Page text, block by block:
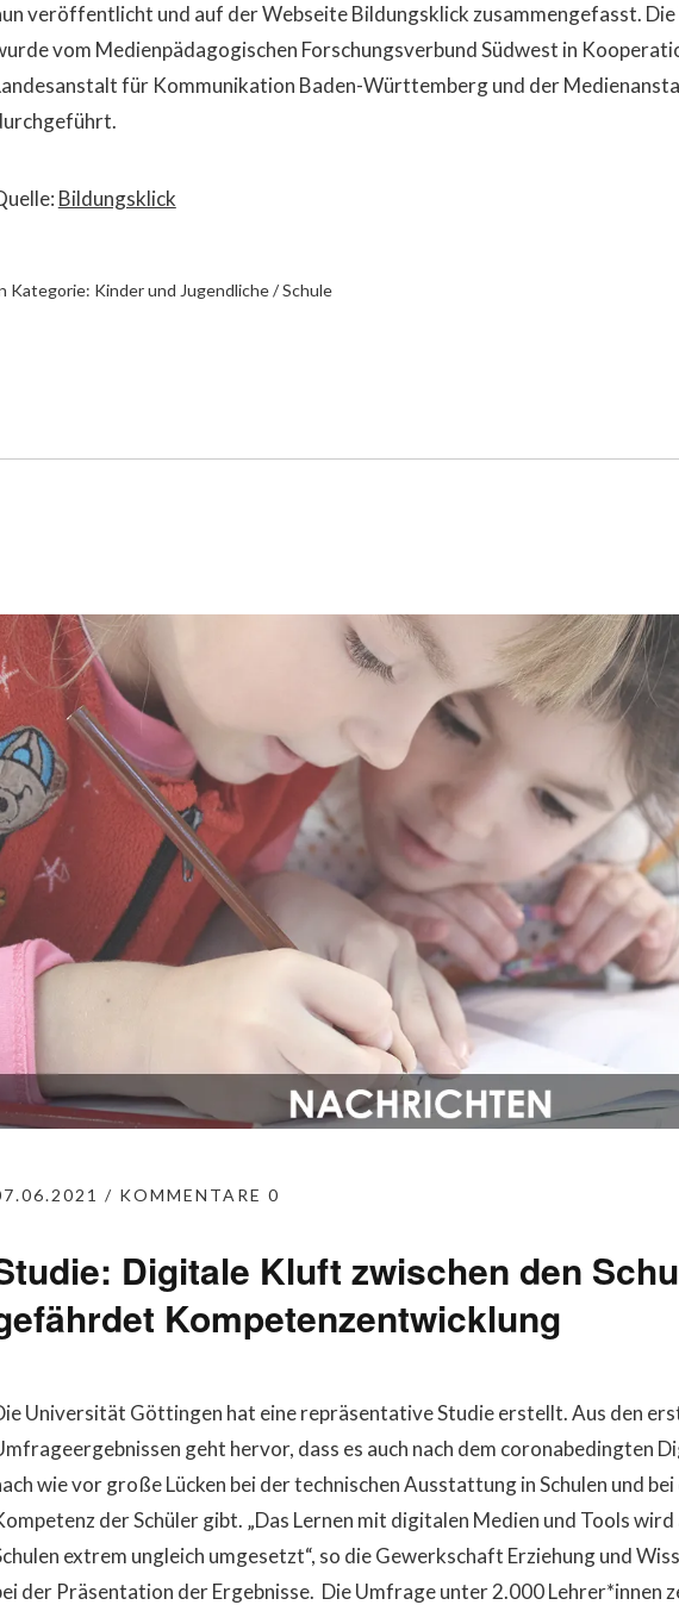
veröffentlicht und auf der Webseite Bildungsklick zusammengefasst.
vom Medienpädagogischen Forschungsverbund Südwest in
für Kommunikation Baden-Württemberg und der
Bildungsklick
Kategorie: Kinder und Jugendliche / Schule
KOMMENTARE 0
Digitale Kluft zwischen den
Kompetenzentwicklung
Universität Göttingen hat eine repräsentative Studie erstellt. Aus den
geht hervor, dass es auch nach dem coronabedingten
wie vor große Lücken bei der technischen Ausstattung in Schulen und
der Schüler gibt. „Das Lernen mit digitalen Medien und Tools wird
extrem ungleich umgesetzt“, so die Gewerkschaft Erziehung und
der Präsentation der Ergebnisse. Die Umfrage unter 2.000 Lehrer*innen